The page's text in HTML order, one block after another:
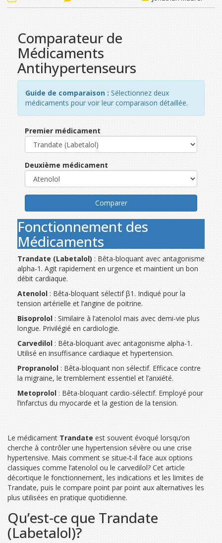
Comparateur de
Médicaments
Antihypertenseurs
Guide de comparaison : Sélectionnez deux
médicaments pour voir leur comparaison détaillée.
Premier médicament
Deuxième médicament
Comparer
Fonctionnement des
Médicaments
Trandate (Labetalol) : Bêta-bloquant avec antagonisme
alpha-1. Agit rapidement en urgence et maintient un bon
débit cardiaque.
Atenolol : Bêta-bloquant sélectif β1. Indiqué pour la
tension artérielle et l’angine de poitrine.
Bisoprolol : Similaire à l’atenolol mais avec demi-vie plus
longue. Privilégié en cardiologie.
Carvedilol : Bêta-bloquant avec antagonisme alpha-1.
Utilisé en insuffisance cardiaque et hypertension.
Propranolol : Bêta-bloquant non sélectif. Efficace contre
la migraine, le tremblement essentiel et l’anxiété.
Metoprolol : Bêta-bloquant cardio-sélectif. Employé pour
l’infarctus du myocarde et la gestion de la tension.
Le médicament Trandate est souvent évoqué lorsqu’on
cherche à contrôler une hypertension sévère ou une crise
hypertensive. Mais comment se situe‑t‑il face aux options
classiques comme l’atenolol ou le carvedilol? Cet article
décortique le fonctionnement, les indications et les limites de
Trandate, puis le compare point par point aux alternatives les
plus utilisées en pratique quotidienne.
Qu’est‑ce que Trandate
(Labetalol)?